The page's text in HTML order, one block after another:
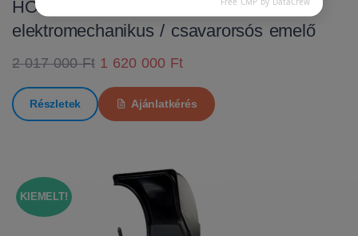
HOFMANN MTF 3000 C
elektromechanikus / csavarorsós emelő
2 017 000 Ft 1 620 000 Ft
Részletek Ajánlatkérés
KIEMELT!